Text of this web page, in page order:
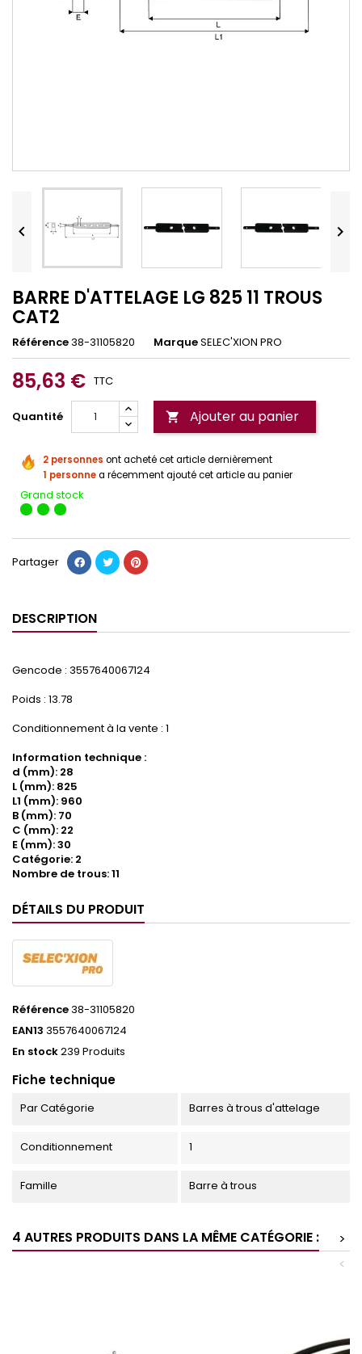
 
BARRE D'ATTELAGE LG 825 11 TROUS
CAT2
Référence38-31105820 MarqueSELEC'XION PRO
85,63 € TTC
Quantité  Ajouter au panier
2 personnes ont acheté cet article dernièrement
1 personnea récemment ajouté cet article au panier
Grand stock
Partager
DESCRIPTION
Gencode : 3557640067124
Poids : 13.78
Conditionnement à la vente : 1
Information technique :
d (mm): 28
L (mm): 825
L1 (mm): 960
B (mm): 70
C (mm): 22
E (mm): 30
Catégorie: 2
Nombre de trous: 11
DÉTAILS DU PRODUIT
Référence38-31105820
EAN13 3557640067124
En stock239 Produits
Fiche technique
Par Catégorie Barres à trous d'attelage
Conditionnement 1
Famille Barre à trous
4 AUTRES PRODUITS DANS LA MÊME CATÉGORIE :
>
<